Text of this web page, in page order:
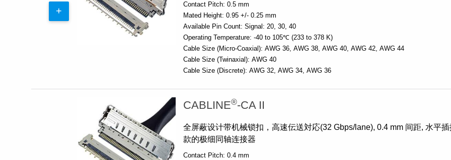
Contact Pitch: 0.5 mm
Mated Height: 0.95 +/- 0.25 mm
Available Pin Count: Signal: 20, 30, 40
Operating Temperature: -40 to 105℃ (233 to 378 K)
Cable Size (Micro-Coaxial): AWG 36 AWG 38 AWG 40 AWG 42 AWG 44
Cable Size (Twinaxial): AWG 40
Cable Size (Discrete): AWG 32 AWG 34 AWG 36
CABLINE®-CA II
全屏蔽设计带机械锁扣，高速伝送対応(32 Gbps/lane), 0.4 mm 间距, 水平插
款的极细同轴连接器
Contact Pitch: 0.4 mm